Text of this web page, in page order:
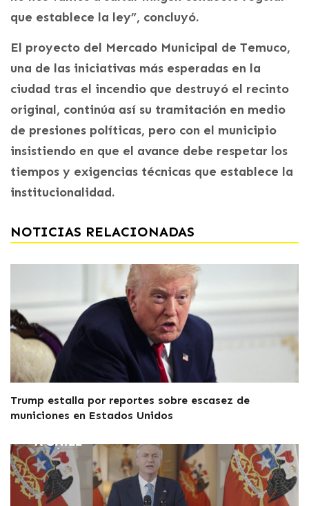
que establece la ley”, concluyó.
El proyecto del Mercado Municipal de Temuco,
una de las iniciativas más esperadas en la
ciudad tras el incendio que destruyó el recinto
original, continúa así su tramitación en medio
de presiones políticas, pero con el municipio
insistiendo en que el avance debe respetar los
tiempos y exigencias técnicas que establece la
institucionalidad.
NOTICIAS RELACIONADAS
Trump estalla por reportes sobre escasez de
municiones en Estados Unidos